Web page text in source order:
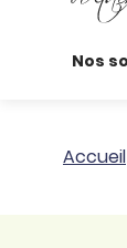
Nos
Accueil